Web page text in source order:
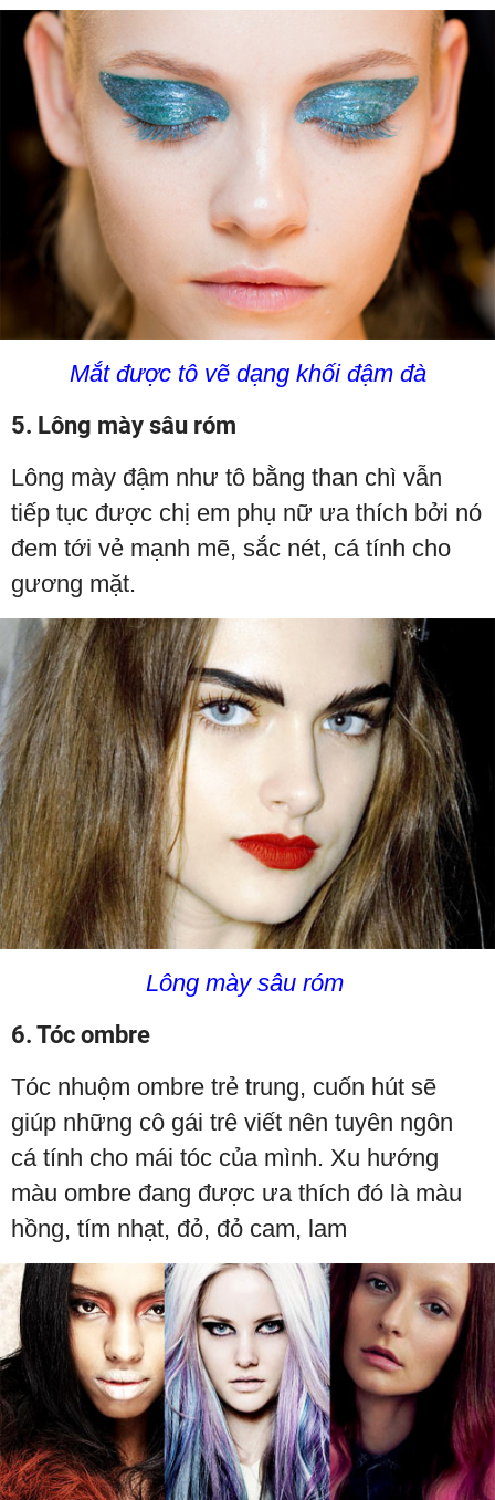
Mắt được tô vẽ dạng khối đậm đà
5. Lông mày sâu róm
Lông mày đậm như tô bằng than chì vẫn
tiếp tục được chị em phụ nữ ưa thích bởi nó
đem tới vẻ mạnh mẽ, sắc nét, cá tính cho
gương mặt.
Lông mày sâu róm
6. Tóc ombre
Tóc nhuộm ombre trẻ trung, cuốn hút sẽ
giúp những cô gái trê viết nên tuyên ngôn
cá tính cho mái tóc của mình. Xu hướng
màu ombre đang được ưa thích đó là màu
hồng, tím nhạt, đỏ, đỏ cam, lam